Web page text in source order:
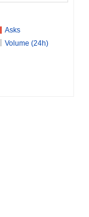
Asks
Volume (24h)